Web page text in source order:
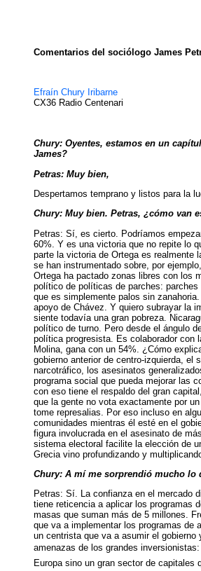
Comentarios del sociólogo James
Efraín Chury Iribarne
CX36 Radio Centenari
Chury: Oyentes, estamos en un
James?
Petras: Muy bien,
Despertamos temprano y listos para la
Chury: Muy bien. Petras, ¿cómo van
Petras: Sí, es cierto. Podríamos
60%. Y es una victoria que no repite lo
parte la victoria de Ortega es realmente
se han instrumentado sobre, por
Ortega ha pactado zonas libres con los
político de políticas de parches:
que es simplemente palos sin
apoyo de Chávez. Y quiero subrayar la
siente todavía una gran pobreza.
político de turno. Pero desde el ángulo
política progresista. Es colaborador con
Molina, gana con un 54%. ¿Cómo
gobierno anterior de centro-izquierda,
narcotráfico, los asesinatos
programa social que pueda mejorar las
con eso tiene el respaldo del gran
que la gente no vota exactamente por
tome represalias. Por eso incluso en
comunidades mientras él esté en el
figura involucrada en el asesinato de
sistema electoral facilite la elección de
Grecia vino profundizando y
Chury: A mí me sorprendió mucho lo
Petras: Sí. La confianza en el mercado
tiene reticencia a aplicar los programas
masas que suman más de 5 millones.
que va a implementar los programas de
un centrista que va a asumir el
amenazas de los grandes
Europa sino un gran sector de